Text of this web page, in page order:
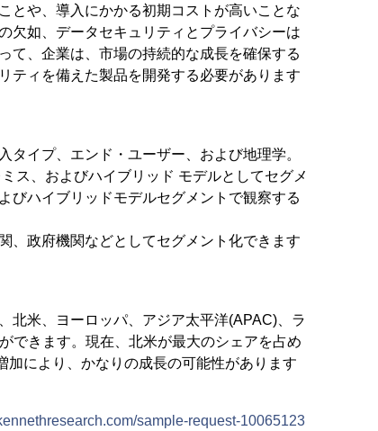
とや、導入にかかる初期コストが高いことな
欠如、データセキュリティとプライバシーは
て、企業は、市場の持続的な成長を確保する
ティを備えた製品を開発する必要があります
イプ、エンド・ユーザー、および地理学。
ス、およびハイブリッド モデルとしてセグメ
びハイブリッドモデルセグメントで観察する
、政府機関などとしてセグメント化できます
北米、ヨーロッパ、アジア太平洋(APAC)、ラ
できます。現在、北米が最大のシェアを占め
により、かなりの成長の可能性があります
sample-request-10065123